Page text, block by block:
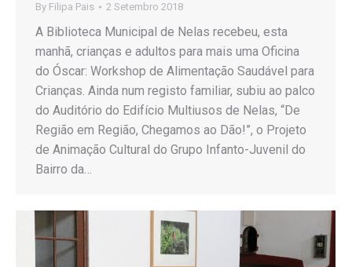
By Filipa Pais 2 Setembro 2018
A Biblioteca Municipal de Nelas recebeu, esta
manhã, crianças e adultos para mais uma Oficina
do Óscar: Workshop de Alimentação Saudável para
Crianças. Ainda num registo familiar, subiu ao palco
do Auditório do Edifício Multiusos de Nelas, “De
Região em Região, Chegamos ao Dão!”, o Projeto
de Animação Cultural do Grupo Infanto-Juvenil do
Bairro da…